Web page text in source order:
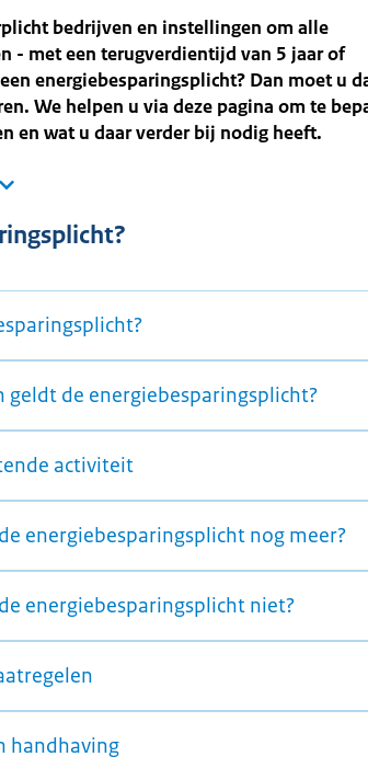
bedrijven en instellingen om alle
- met een terugverdientijd van 5 jaar of
energiebesparingsplicht? Dan moet u
We helpen u via deze pagina om te
en wat u daar verder bij nodig heeft.
geldt de energiebesparingsplicht?
activiteit
energiebesparingsplicht nog meer?
energiebesparingsplicht niet?
handhaving